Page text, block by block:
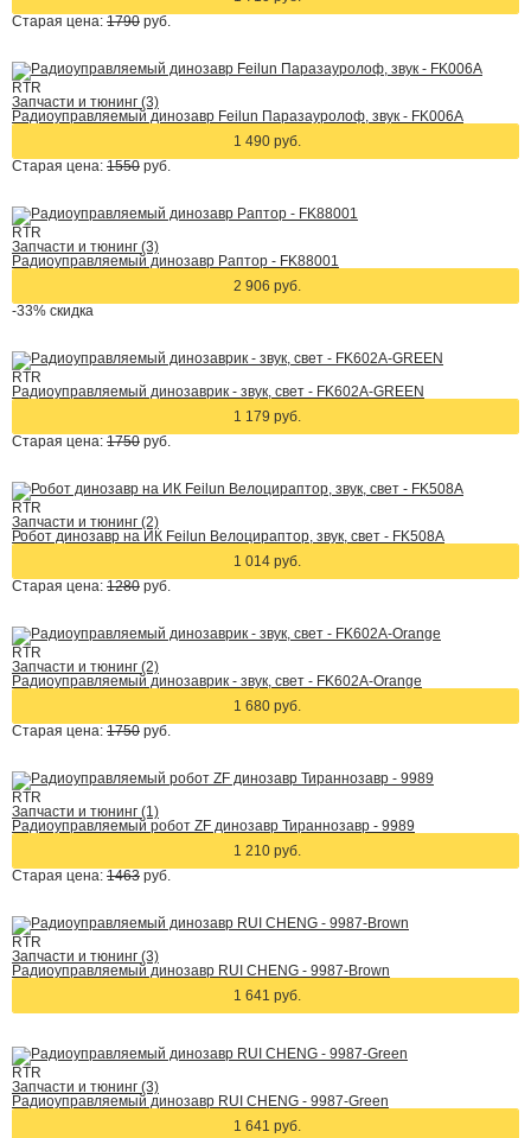
Старая цена: 1790 руб.
RTR
Запчасти и тюнинг (3)
Радиоуправляемый динозавр Feilun Паразауролоф, звук - FK006A
1 490 руб.
Старая цена: 1550 руб.
RTR
Запчасти и тюнинг (3)
Радиоуправляемый динозавр Раптор - FK88001
2 906 руб.
-33% скидка
RTR
Радиоуправляемый динозаврик - звук, свет - FK602A-GREEN
1 179 руб.
Старая цена: 1750 руб.
RTR
Запчасти и тюнинг (2)
Робот динозавр на ИК Feilun Велоцираптор, звук, свет - FK508A
1 014 руб.
Старая цена: 1280 руб.
RTR
Запчасти и тюнинг (2)
Радиоуправляемый динозаврик - звук, свет - FK602A-Orange
1 680 руб.
Старая цена: 1750 руб.
RTR
Запчасти и тюнинг (1)
Радиоуправляемый робот ZF динозавр Тираннозавр - 9989
1 210 руб.
Старая цена: 1463 руб.
RTR
Запчасти и тюнинг (3)
Радиоуправляемый динозавр RUI CHENG - 9987-Brown
1 641 руб.
RTR
Запчасти и тюнинг (3)
Радиоуправляемый динозавр RUI CHENG - 9987-Green
1 641 руб.